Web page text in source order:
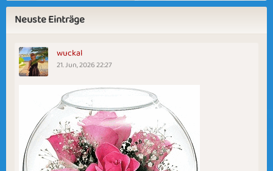
Neuste Einträge
wuckal
21. Jun, 2026 22:27